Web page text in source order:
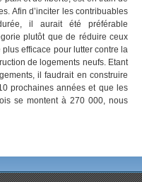
Afin d’inciter les contribuables
il aurait été préférable
plutôt que de réduire ceux
efficace pour lutter contre la
de logements neufs. Etant
il faudrait en construire
prochaines années et que les
se montent à 270 000, nous